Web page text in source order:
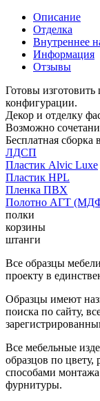
Описание
Отделка
Внутреннее
Информация
Отзывы
Готовы
конфигурации.
Декор и отделку
Возможно
Бесплатная сборка
ЛДСП
Пластик Alvic Luxe
Пластик HPL
Пленка ПВХ
Полотно АГТ
полки
корзины
штанги
Все образцы
проекту в
Образцы имеют
поиска по сайту,
Все мебельные
образцов по цвету,
способами
фурнитуры.